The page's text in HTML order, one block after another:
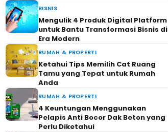
BISNIS
Mengulik 4 Produk Digital Platform
untuk Bantu Transformasi Bisnis di
Era Modern
RUMAH & PROPERTI
Ketahui Tips Memilih Cat Ruang
Tamu yang Tepat untuk Rumah
Anda
RUMAH & PROPERTI
4 Keuntungan Menggunakan
Pelapis Anti Bocor Dak Beton yang
Perlu Diketahui